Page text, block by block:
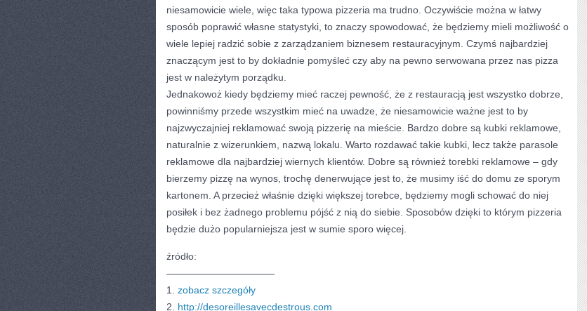
FIRMY?
niesamowicie wiele, więc taka typowa pizzeria ma trudno. Oczywiście można w łatwy
sposób poprawić własne statystyki, to znaczy spowodować, że będziemy mieli możliwość o
wiele lepiej radzić sobie z zarządzaniem biznesem restauracyjnym. Czymś najbardziej
znaczącym jest to by dokładnie pomyśleć czy aby na pewno serwowana przez nas pizza
jest w należytym porządku.
Jednakowoż kiedy będziemy mieć raczej pewność, że z restauracją jest wszystko dobrze,
powinniśmy przede wszystkim mieć na uwadze, że niesamowicie ważne jest to by
najzwyczajniej reklamować swoją pizzerię na mieście. Bardzo dobre są kubki reklamowe,
naturalnie z wizerunkiem, nazwą lokalu. Warto rozdawać takie kubki, lecz także parasole
reklamowe dla najbardziej wiernych klientów. Dobre są również torebki reklamowe – gdy
bierzemy pizzę na wynos, trochę denerwujące jest to, że musimy iść do domu ze sporym
kartonem. A przecież właśnie dzięki większej torebce, będziemy mogli schować do niej
posiłek i bez żadnego problemu pójść z nią do siebie. Sposobów dzięki to którym pizzeria
będzie dużo popularniejsza jest w sumie sporo więcej.
źródło:
———————————
1. zobacz szczegóły
2. http://desoreillesavecdestrous.com